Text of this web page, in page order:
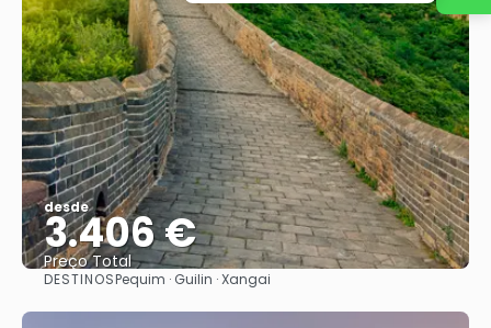
desde
3.406 €
Preço Total
Vejo
DESTINOSPequim · Guilin · Xangai